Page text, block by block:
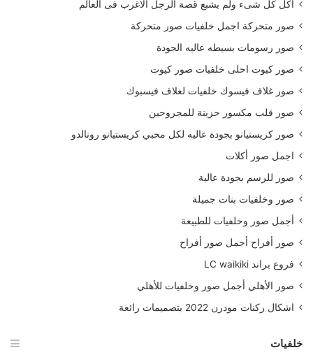
أكل كل شىء ولم يشبع قصة الرجل الاغرب فى العالم
صور متحركة اجمل خلفيات صور متحركة
صور رسومات بسيطه عاليه الجودة
صور كيوت احلى خلفيات صور كيوت
صور غلاف فيسوك خلفيات لغلاف فيسبوك
صور قلب مكسور حزينة للمجروحين
صور كريستيانو بجودة عاليه لكل محبي كريستيانو رونالدو
اجمل صور أكلات
صور للرسم بجودة عالية
صور وخلفيات بنات جميلة
أجمل صور وخلفيات للطبيعة
صور أفراح أجمل صور أفراح
فروع براند LC waikiki
صور الأهلي أجمل صور وخلفيات للأهلي
اشكال ركنات مودرن 2022 بتصميمات رائعة
خلفيات